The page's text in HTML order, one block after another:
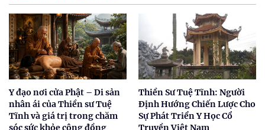
Y đạo nơi cửa Phật – Di sản
nhân ái của Thiền sư Tuệ
Tĩnh và giá trị trong chăm
sóc sức khỏe cộng đồng
Thiền Sư Tuệ Tĩnh: Người
Định Hướng Chiến Lược Cho
Sự Phát Triển Y Học Cổ
Truyền Việt Nam